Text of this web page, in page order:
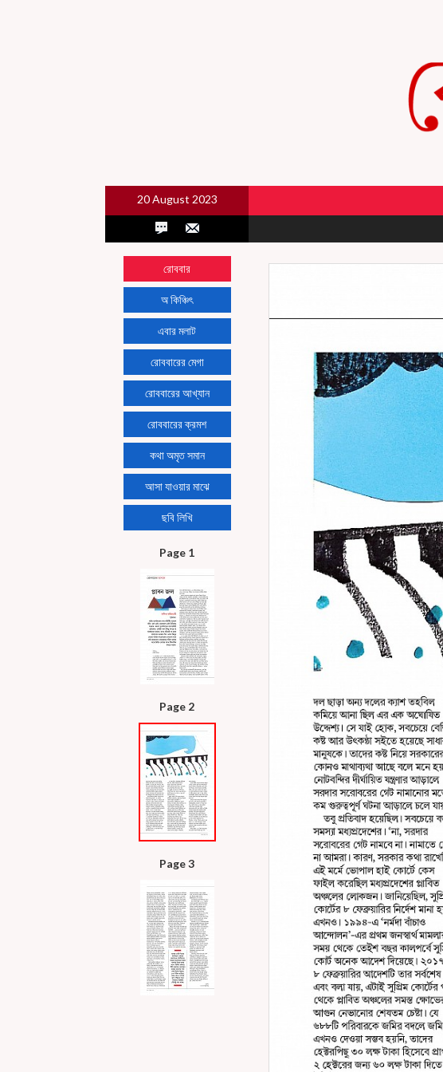
20 August 2023
রোববার
অ কিঞ্চিৎ
এবার মলাট
রোববারের মেগা
রোববারের আখ্যান
রোববারের ক্রমশ
কথা অমৃত সমান
আসা যাওয়ার মাঝে
ছবি লিখি
Page 1
Page 2
Page 3